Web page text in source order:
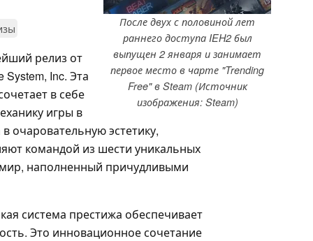
После двух с половиной лет
раннего доступа IEH2 был
выпущен 2 января и занимает
первое место в чарте "Trending
Free" в Steam (Источник
изображения: Steam)
релиз от
System, Inc. Эта
в себе
игры в
очаровательную эстетику,
командой из шести уникальных
наполненный причудливыми
система престижа обеспечивает
Это инновационное сочетание